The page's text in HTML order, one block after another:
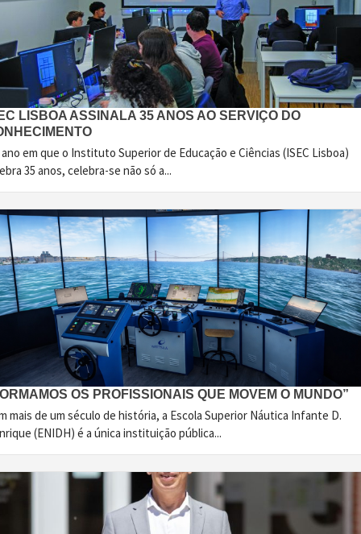
LISBOA ASSINALA 35 ANOS AO SERVIÇO DO
em que o Instituto Superior de Educação e Ciências (ISEC Lisboa)
35 anos, celebra-se não só a...
OS PROFISSIONAIS QUE MOVEM O MUNDO”
mais de um século de história, a Escola Superior Náutica Infante D.
(ENIDH) é a única instituição pública...